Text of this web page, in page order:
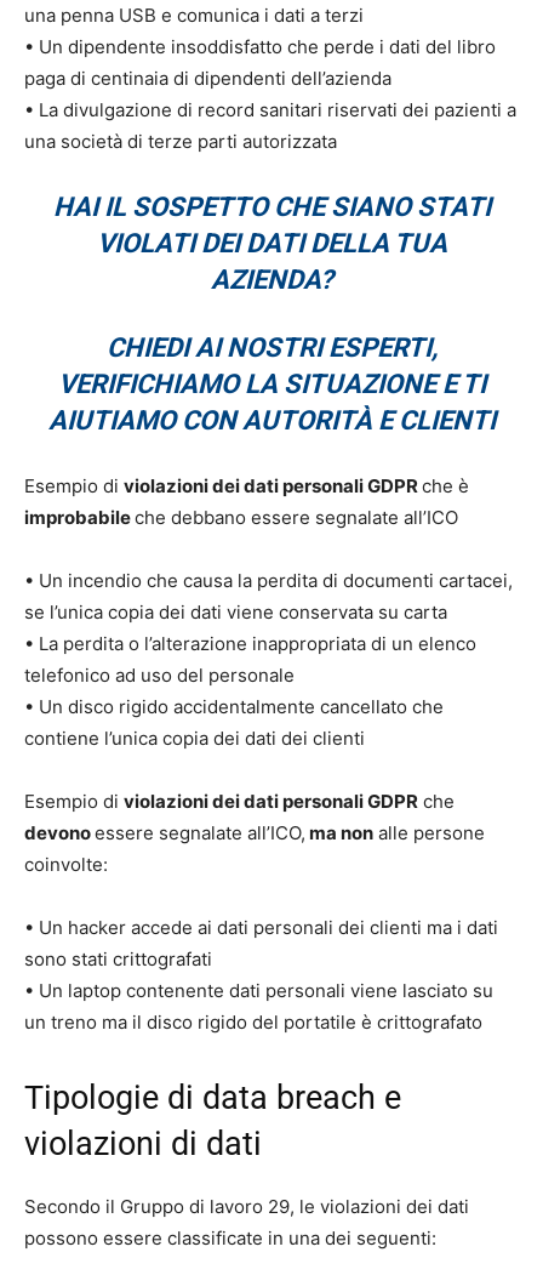
una penna USB e comunica i dati a terzi
• Un dipendente insoddisfatto che perde i dati del libro
paga di centinaia di dipendenti dell’azienda
• La divulgazione di record sanitari riservati dei pazienti a
una società di terze parti autorizzata
HAI IL SOSPETTO CHE SIANO STATI
VIOLATI DEI DATI DELLA TUA
AZIENDA?
CHIEDI AI NOSTRI ESPERTI,
VERIFICHIAMO LA SITUAZIONE E TI
AIUTIAMO CON AUTORITÀ E CLIENTI
Esempio di violazioni dei dati personali GDPRche è
improbabileche debbano essere segnalate all’ICO
• Un incendio che causa la perdita di documenti cartacei,
se l’unica copia dei dati viene conservata su carta
• La perdita o l’alterazione inappropriata di un elenco
telefonico ad uso del personale
• Un disco rigido accidentalmente cancellato che
contiene l’unica copia dei dati dei clienti
Esempio di violazioni dei dati personali GDPR che
devonoessere segnalate all’ICO, ma non alle persone
coinvolte:
• Un hacker accede ai dati personali dei clienti ma i dati
sono stati crittografati
• Un laptop contenente dati personali viene lasciato su
un treno ma il disco rigido del portatile è crittografato
Tipologie di data breach e
violazioni di dati
Secondo il Gruppo di lavoro 29, le violazioni dei dati
possono essere classificate in una dei seguenti: